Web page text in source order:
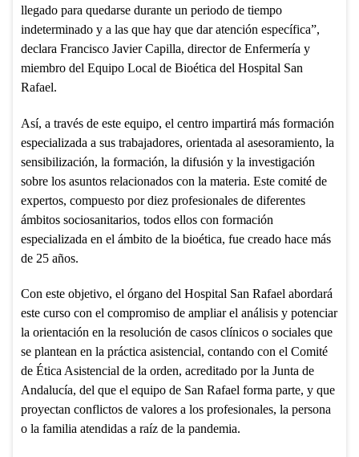
llegado para quedarse durante un periodo de tiempo
indeterminado y a las que hay que dar atención específica”,
declara Francisco Javier Capilla, director de Enfermería y
miembro del Equipo Local de Bioética del Hospital San
Rafael.
Así, a través de este equipo, el centro impartirá más formación
especializada a sus trabajadores, orientada al asesoramiento, la
sensibilización, la formación, la difusión y la investigación
sobre los asuntos relacionados con la materia. Este comité de
expertos, compuesto por diez profesionales de diferentes
ámbitos sociosanitarios, todos ellos con formación
especializada en el ámbito de la bioética, fue creado hace más
de 25 años.
Con este objetivo, el órgano del Hospital San Rafael abordará
este curso con el compromiso de ampliar el análisis y potenciar
la orientación en la resolución de casos clínicos o sociales que
se plantean en la práctica asistencial, contando con el Comité
de Ética Asistencial de la orden, acreditado por la Junta de
Andalucía, del que el equipo de San Rafael forma parte, y que
proyectan conflictos de valores a los profesionales, la persona
o la familia atendidas a raíz de la pandemia.